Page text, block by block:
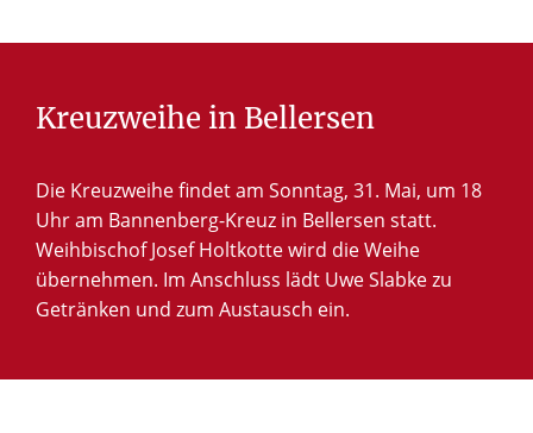
Auf der anderen Seite trägt das Kreuz die fünf Werte,
Kreuzweihe in Bellersen
Die Kreuzweihe findet am Sonntag, 31. Mai, um 18
Uhr am Bannenberg-Kreuz in Bellersen statt.
Weihbischof Josef Holtkotte wird die Weihe
übernehmen. Im Anschluss lädt Uwe Slabke zu
Getränken und zum Austausch ein.